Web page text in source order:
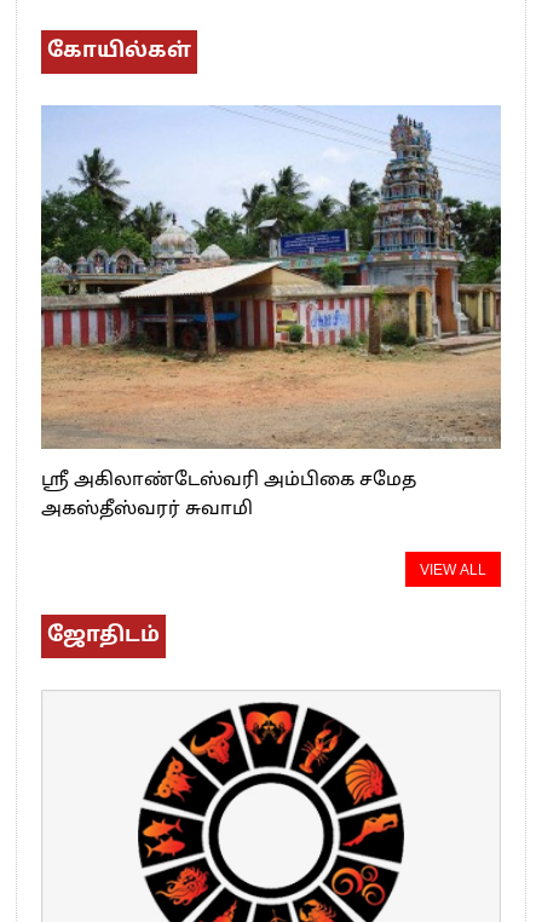
கோயில்கள்
ஸ்ரீ அகிலாண்டேஸ்வரி அம்பிகை சமேத
அகஸ்தீஸ்வரர் சுவாமி
VIEW ALL
ஜோதிடம்